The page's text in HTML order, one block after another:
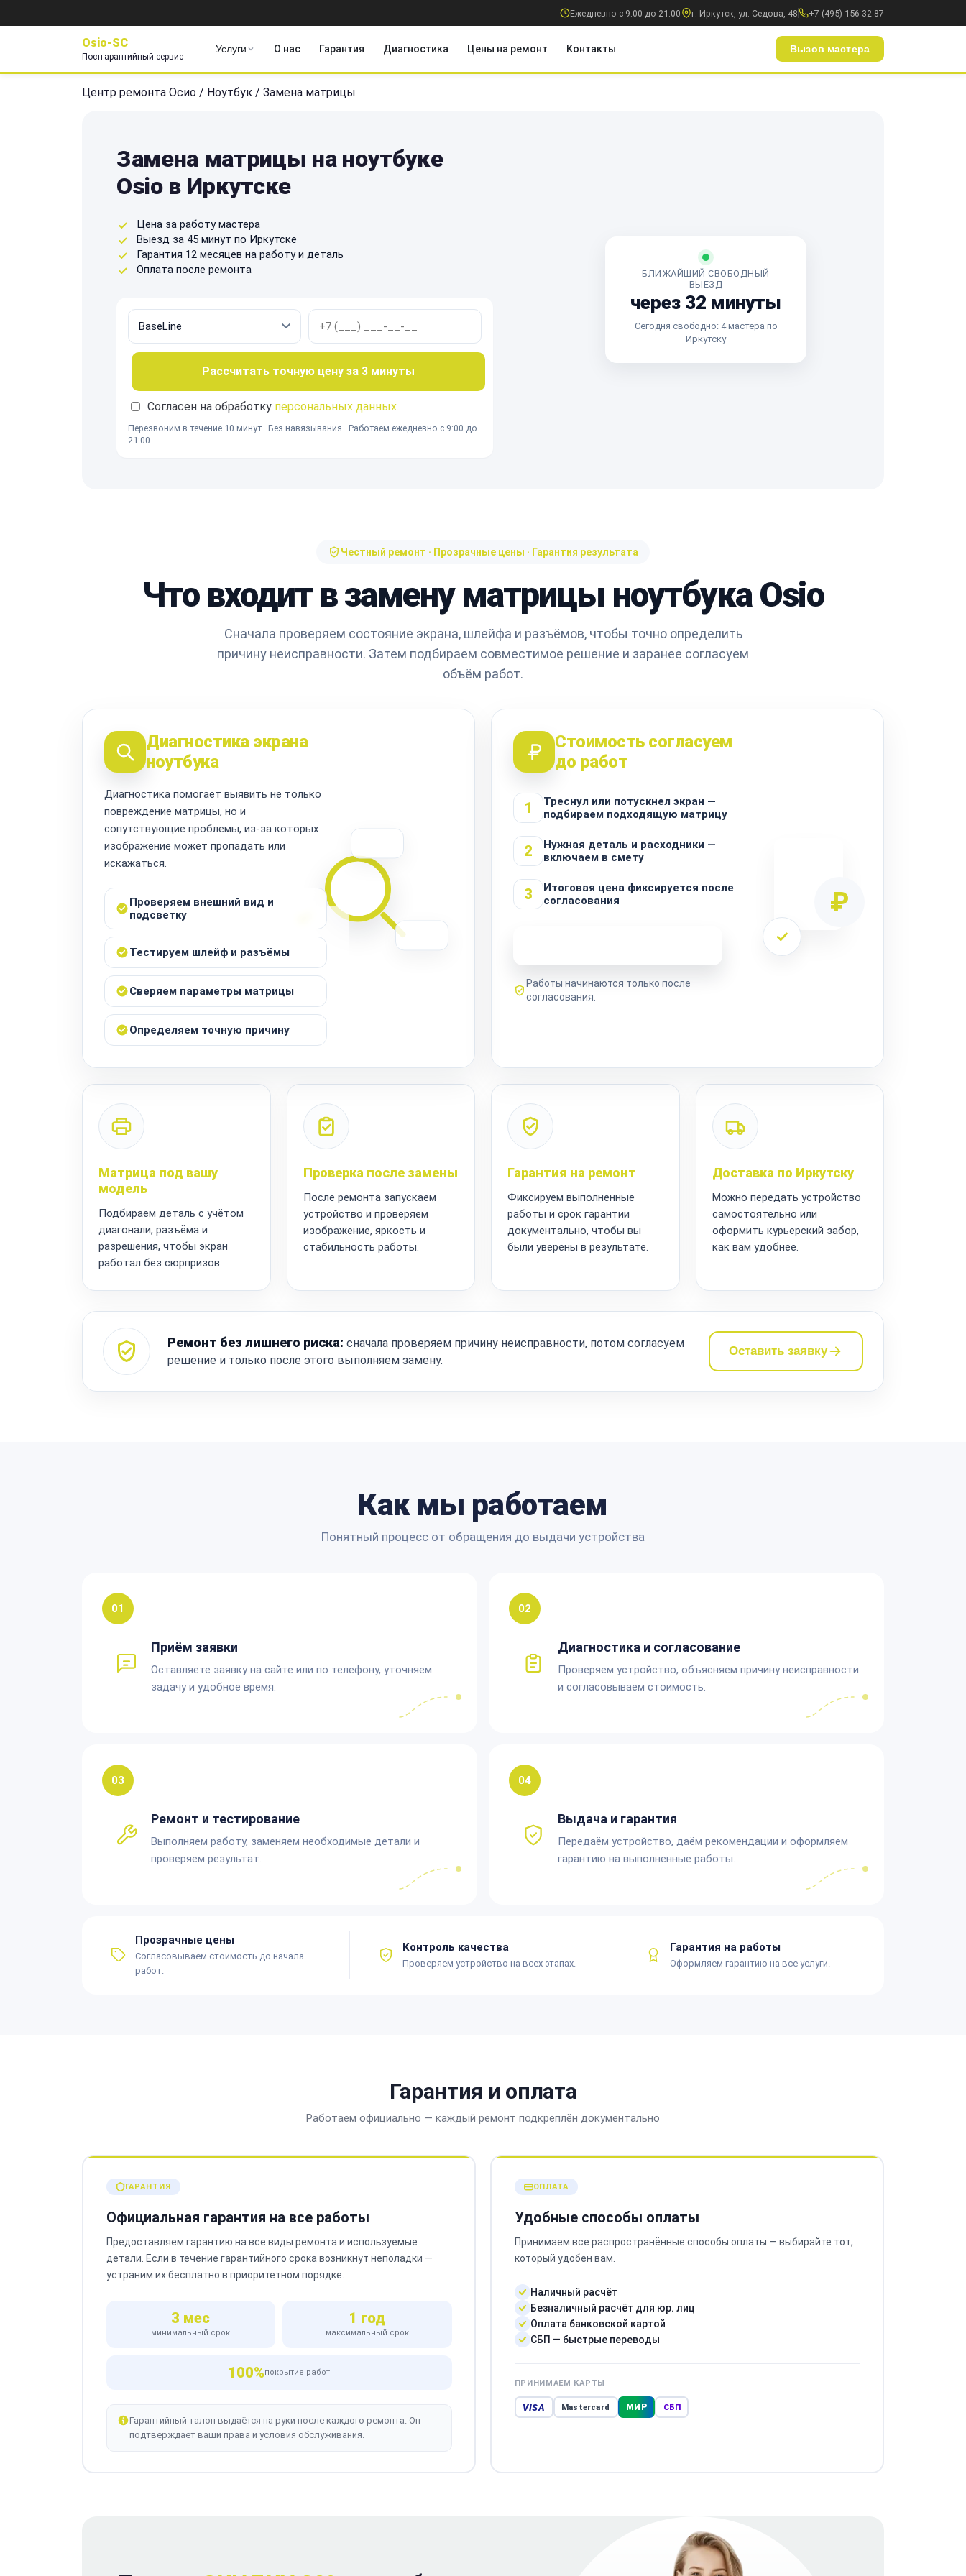
Ежедневно с 9:00 до 21:00 г. Иркутск, ул. Седова, 48 +7 (495) 156-32-87
Osio-SC
Постгарантийный сервис
Услуги О нас Гарантия Диагностика Цены на ремонт Контакты Вызов мастера
Центр ремонта Осио / Ноутбук / Замена матрицы
Замена матрицы на ноутбуке
Osio в Иркутске
Цена за работу мастера
Выезд за 45 минут по Иркутске
Гарантия 12 месяцев на работу и деталь
Оплата после ремонта
Рассчитать точную цену за 3 минуты
Согласен на обработку персональных данных
Перезвоним в течение 10 минут · Без навязывания · Работаем ежедневно с 9:00 до
21:00
БЛИЖАЙШИЙ СВОБОДНЫЙ
ВЫЕЗД
через 32 минуты
Сегодня свободно: 4 мастера по
Иркутску
Честный ремонт · Прозрачные цены · Гарантия результата
Что входит в замену матрицы ноутбука Osio
Сначала проверяем состояние экрана, шлейфа и разъёмов, чтобы точно определить
причину неисправности. Затем подбираем совместимое решение и заранее согласуем
объём работ.
Диагностика экрана
ноутбука
Диагностика помогает выявить не только
повреждение матрицы, но и
сопутствующие проблемы, из-за которых
изображение может пропадать или
искажаться.
Проверяем внешний вид и
подсветку
Тестируем шлейф и разъёмы
Сверяем параметры матрицы
Определяем точную причину
Стоимость согласуем
до работ
1
Треснул или потускнел экран —
подбираем подходящую матрицу
2
Нужная деталь и расходники —
включаем в смету
3
Итоговая цена фиксируется после
согласования
Работы начинаются только после
согласования.
₽
Матрица под вашу
модель
Подбираем деталь с учётом
диагонали, разъёма и
разрешения, чтобы экран
работал без сюрпризов.
Проверка после замены
После ремонта запускаем
устройство и проверяем
изображение, яркость и
стабильность работы.
Гарантия на ремонт
Фиксируем выполненные
работы и срок гарантии
документально, чтобы вы
были уверены в результате.
Доставка по Иркутску
Можно передать устройство
самостоятельно или
оформить курьерский забор,
как вам удобнее.
Ремонт без лишнего риска: сначала проверяем причину неисправности, потом согласуем
решение и только после этого выполняем замену.
Оставить заявку
Как мы работаем
Понятный процесс от обращения до выдачи устройства
01
Приём заявки
Оставляете заявку на сайте или по телефону, уточняем
задачу и удобное время.
02
Диагностика и согласование
Проверяем устройство, объясняем причину неисправности
и согласовываем стоимость.
03
Ремонт и тестирование
Выполняем работу, заменяем необходимые детали и
проверяем результат.
04
Выдача и гарантия
Передаём устройство, даём рекомендации и оформляем
гарантию на выполненные работы.
Прозрачные цены
Согласовываем стоимость до начала
работ.
Контроль качества
Проверяем устройство на всех этапах.
Гарантия на работы
Оформляем гарантию на все услуги.
Гарантия и оплата
Работаем официально — каждый ремонт подкреплён документально
ГАРАНТИЯ
Официальная гарантия на все работы
Предоставляем гарантию на все виды ремонта и используемые
детали. Если в течение гарантийного срока возникнут неполадки —
устраним их бесплатно в приоритетном порядке.
3 мес
минимальный срок
1 год
максимальный срок
100%покрытие работ
Гарантийный талон выдаётся на руки после каждого ремонта. Он
подтверждает ваши права и условия обслуживания.
ОПЛАТА
Удобные способы оплаты
Принимаем все распространённые способы оплаты — выбирайте тот,
который удобен вам.
Наличный расчёт
Безналичный расчёт для юр. лиц
Оплата банковской картой
СБП — быстрые переводы
ПРИНИМАЕМ КАРТЫ
VISA Mastercard МИР СБП